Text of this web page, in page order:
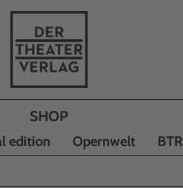
edition Opernwelt BTR